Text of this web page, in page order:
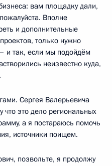
вам площадку дали,
Вполне
и дополнительные
только нужно
и так, если мы подойдём
неизвестно куда,
Сергея Валерьевича
что это дело региональных
а я постараюсь помочь
источники поищем.
позвольте, я продолжу